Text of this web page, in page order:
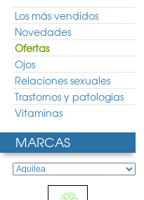
Los más vendidos
Novedades
Ofertas
Ojos
Relaciones sexuales
Trastornos y patologias
Vitaminas
MARCAS